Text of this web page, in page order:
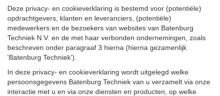
Deze privacy- en cookieverklaring is bestemd voor (potentiële)
opdrachtgevers, klanten en leveranciers, (potentiële)
medewerkers en de bezoekers van websites van Batenburg
Techniek N.V. en de met haar verbonden ondernemingen, zoals
beschreven onder paragraaf 3 hierna (hierna gezamenlijk
'Batenburg Techniek').
In deze privacy- en cookieverklaring wordt uitgelegd welke
persoonsgegevens Batenburg Techniek van u verzamelt via onze
interactie met u en via onze diensten en producten, op welke